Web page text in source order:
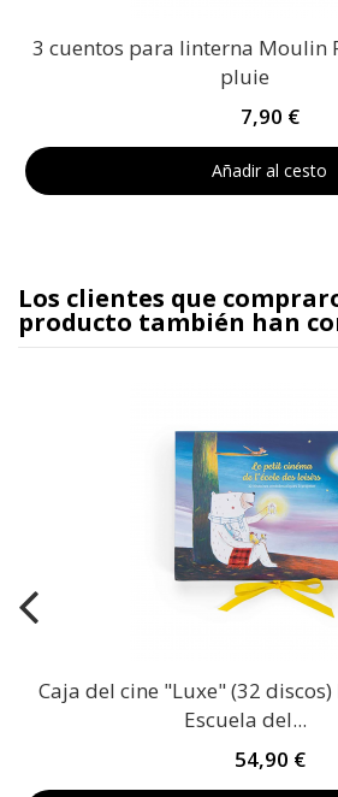
3 cuentos para linterna Moulin
pluie
7,90 €
Añadir al cesto
Los clientes que
producto también han
Caja del cine "Luxe" (32
Escuela del...
54,90 €